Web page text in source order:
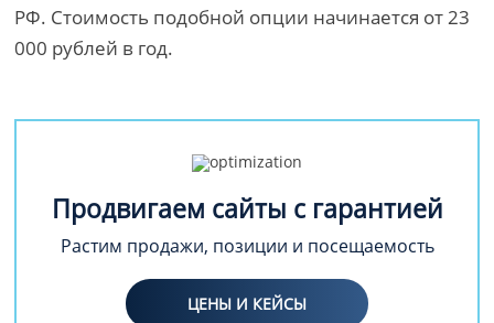
РФ. Стоимость подобной опции начинается от 23
000 рублей в год.
Продвигаем сайты с гарантией
Растим продажи, позиции и посещаемость
ЦЕНЫ И КЕЙСЫ